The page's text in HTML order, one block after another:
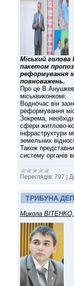
Міський голова
пакетом
реформування
повноважень.
Про це
міськвиконкомі.
Водночас він
реформування
Зокрема,
сфери житлово-
інфраструктури
земельних
Також
систему органів
Переглядів: 797 |
ТРИБУНА
Микола ВІТЕНКО,